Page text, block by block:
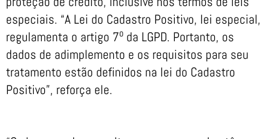
especiais. “A Lei do Cadastro Positivo, lei especial,
regulamenta o artigo 7o da LGPD. Portanto, os
dados de adimplemento e os requisitos para seu
tratamento estão definidos na lei do Cadastro
Positivo”, reforça ele.